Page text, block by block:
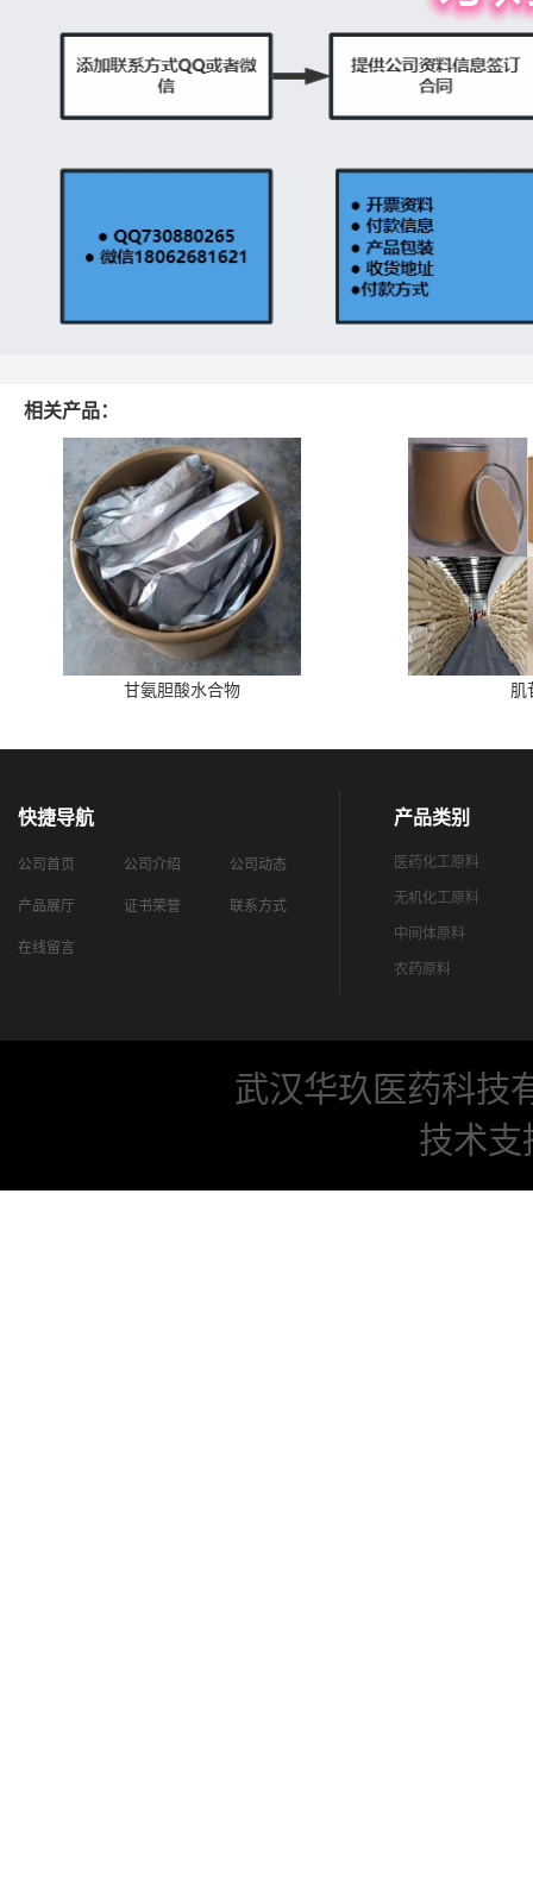
相关产品：
甘氨胆酸水合物 肌
快捷导航
公司首页 公司介绍 公司动态
产品展厅 证书荣誉 联系方式
在线留言
产品类别
医药化工原料
无机化工原料
中间体原料
农药原料
武汉华玖医药科技
技术